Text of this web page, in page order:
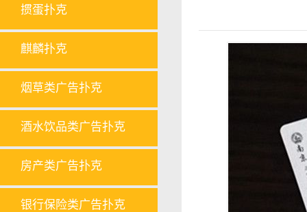
掼蛋扑克
麒麟扑克
烟草类广告扑克
酒水饮品类广告扑克
房产类广告扑克
银行保险类广告扑克